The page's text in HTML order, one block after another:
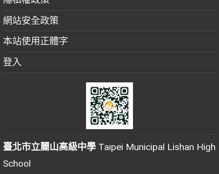
網站安全政策
本站使用正體字
登入
臺北市立麗山高級中學 Taipei Municipal Lishan High
School